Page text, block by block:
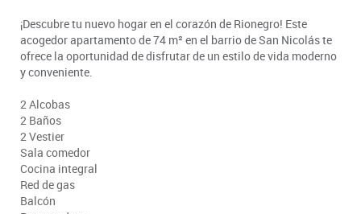
¡Descubre tu nuevo hogar en el corazón de Rionegro! Este
acogedor apartamento de 74 m² en el barrio de San Nicolás te
ofrece la oportunidad de disfrutar de un estilo de vida moderno
y conveniente.
2 Alcobas
2 Baños
2 Vestier
Sala comedor
Cocina integral
Red de gas
Balcón